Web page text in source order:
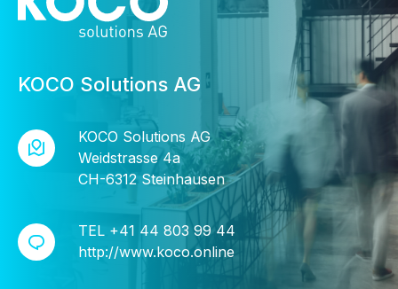
KOCO Solutions AG
KOCO Solutions AG
Weidstrasse 4a
CH-6312 Steinhausen
TEL +41 44 803 99 44
http://www.koco.online